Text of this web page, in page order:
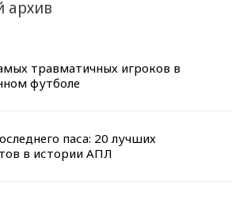
архив
травматичных игроков в
футболе
паса: 20 лучших
в истории АПЛ